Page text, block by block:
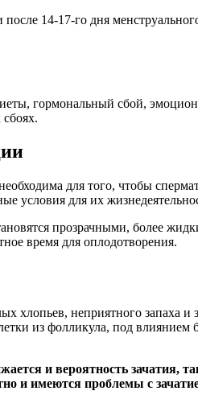
14-17-го дня
гормональный сбой,
для того, чтобы
условия для их
прозрачными, более
время для оплодотворения.
неприятного запаха и
из фолликула, под влиянием
и вероятность
и имеются проблемы с